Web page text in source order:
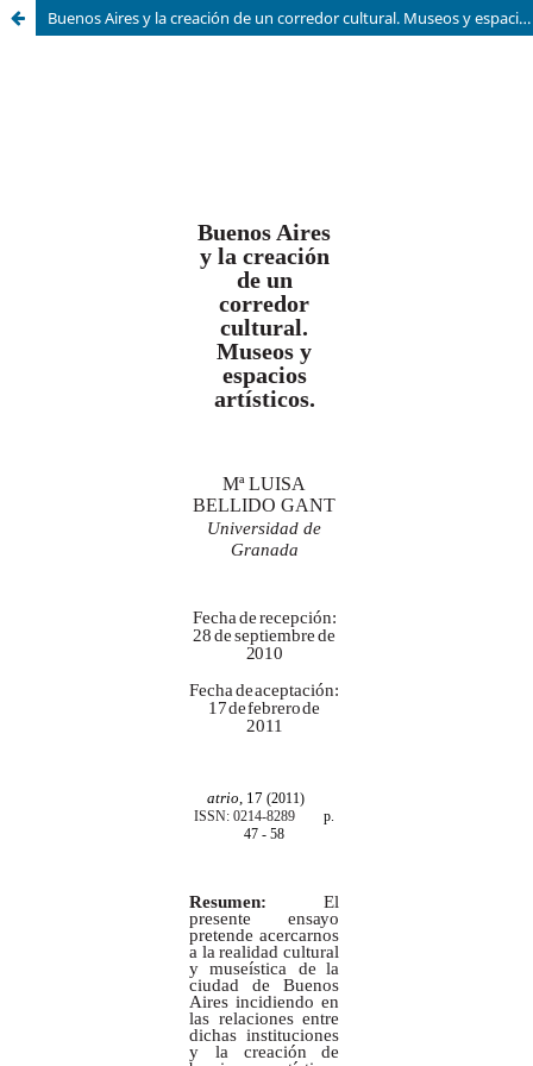
Buenos Aires y la creación de un corredor cultural. Museos y espacios artísticos